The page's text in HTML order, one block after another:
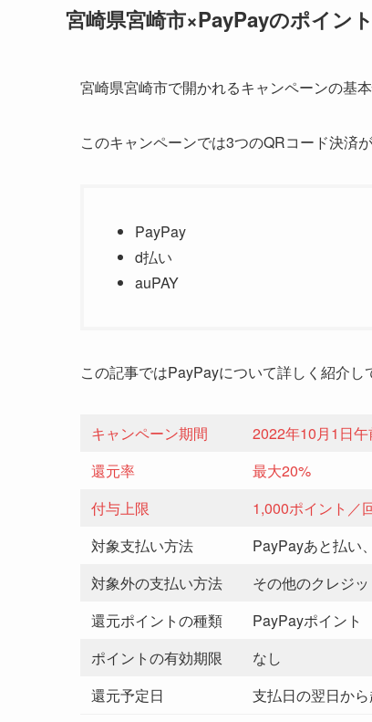
宮崎県宮崎市×PayPayのポイン
宮崎県宮崎市で開かれるキャンペーンの基
このキャンペーンでは3つのQRコード決済
PayPay
d払い
auPAY
この記事ではPayPayについて詳しく紹介し
キャンペーン期間
2022年10月1日
還元率
最大20%
付与上限
1,000ポイント／
対象支払い方法
PayPayあと払い
対象外の支払い方法
その他のクレジ
還元ポイントの種類
PayPayポイント
ポイントの有効期限
なし
還元予定日
支払日の翌日か